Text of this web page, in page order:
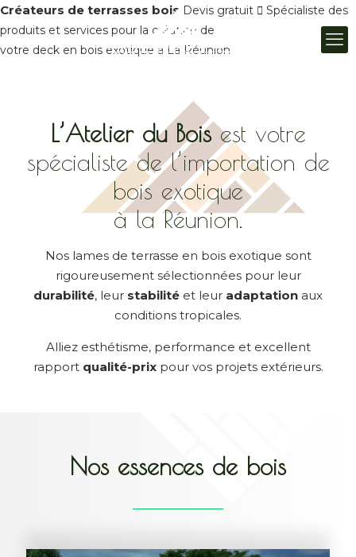
Créateurs de terrasses bois Devis gratuit
Spécialiste des
produits et services pour la création de
votre deck en bois exotique à La Réunion
L’Atelier du Bois est votre
spécialiste de l’importation de
bois exotique
à la Réunion.
Nos lames de terrasse en bois exotique sont
rigoureusement sélectionnées pour leur
durabilité, leur stabilité et leur adaptation aux
conditions tropicales.
Alliez esthétisme, performance et excellent
rapport qualité-prixpour vos projets extérieurs.
Nos essences de bois